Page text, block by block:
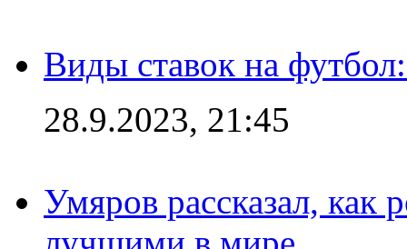
Виды ставок на
28.9.2023, 21:45
Умяров рассказал, как